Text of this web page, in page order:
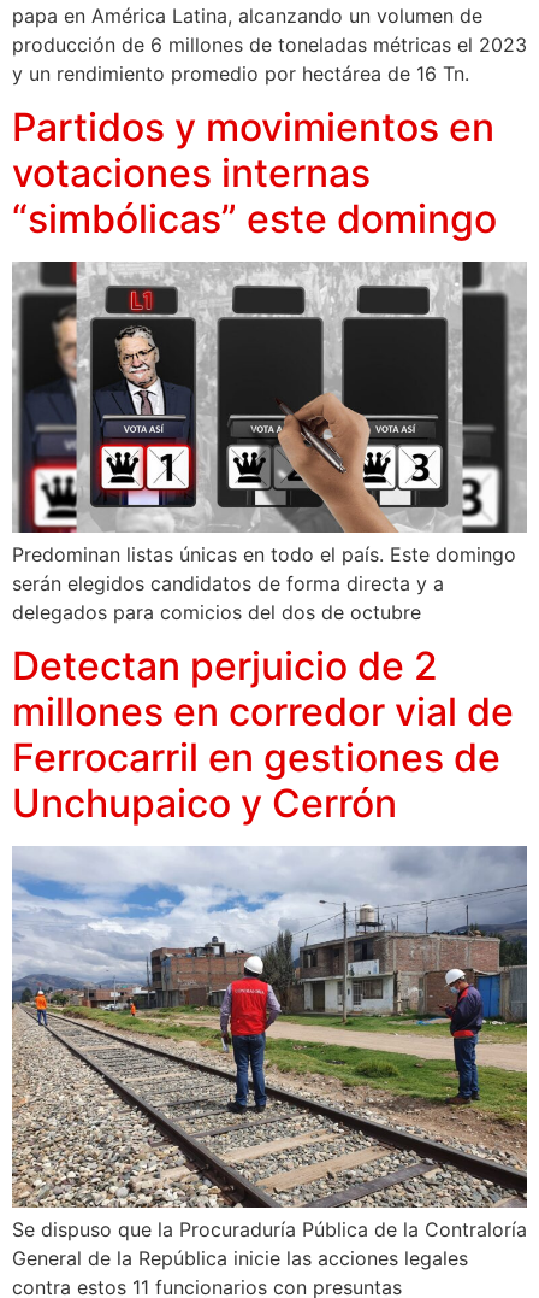
papa en América Latina, alcanzando un volumen de
producción de 6 millones de toneladas métricas el 2023
y un rendimiento promedio por hectárea de 16 Tn.
Partidos y movimientos en
votaciones internas
“simbólicas” este domingo
Predominan listas únicas en todo el país. Este domingo
serán elegidos candidatos de forma directa y a
delegados para comicios del dos de octubre
Detectan perjuicio de 2
millones en corredor vial de
Ferrocarril en gestiones de
Unchupaico y Cerrón
Se dispuso que la Procuraduría Pública de la Contraloría
General de la República inicie las acciones legales
contra estos 11 funcionarios con presuntas